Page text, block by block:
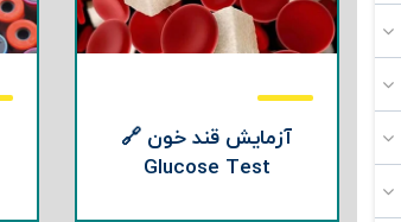
آزمایش قند خون 🔗
Glucose Test